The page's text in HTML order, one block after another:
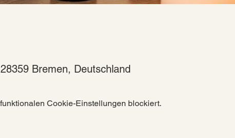
Bremen, Deutschland
Cookie-Einstellungen blockiert.